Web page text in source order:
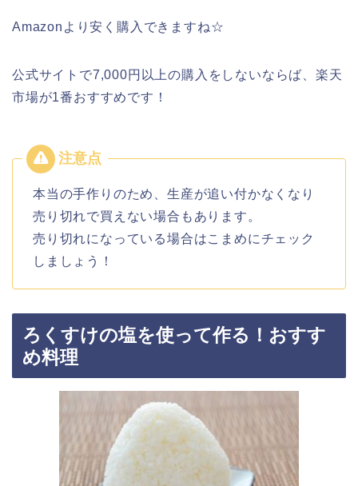
Amazonより安く購入できますね☆
公式サイトで7,000円以上の購入をしないならば、楽天
市場が1番おすすめです！
本当の手作りのため、生産が追い付かなくなり
売り切れで買えない場合もあります。
売り切れになっている場合はこまめにチェック
しましょう！
ろくすけの塩を使って作る！おすす
め料理